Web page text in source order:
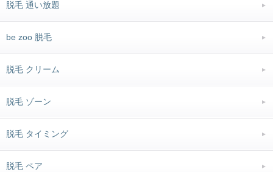
脱毛 通い放題
be zoo 脱毛
脱毛 クリーム
脱毛 ゾーン
脱毛 タイミング
脱毛 ペア